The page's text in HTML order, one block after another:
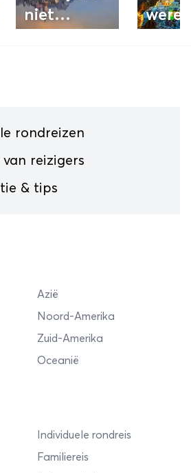
niet
rondreizen
van reizigers
& tips
Azië
Noord-Amerika
Zuid-Amerika
Oceanië
Individuele rondreis
Familiereis